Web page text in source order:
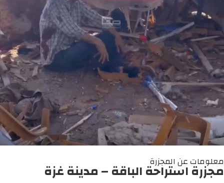
معلومات عن المجزرة
مجزرة استراحة الباقة – مدينة غزة